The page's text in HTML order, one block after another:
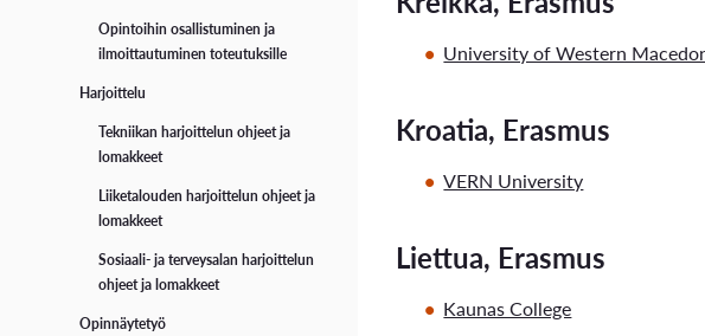
Opintoihin osallistuminen ja
ilmoittautuminen toteutuksille
Harjoittelu
Tekniikan harjoittelun ohjeet ja
lomakkeet
Liiketalouden harjoittelun ohjeet ja
lomakkeet
Sosiaali- ja terveysalan harjoittelun
ohjeet ja lomakkeet
Opinnäytetyö
University of Western
Kroatia, Erasmus
VERN University
Liettua, Erasmus
Kaunas College